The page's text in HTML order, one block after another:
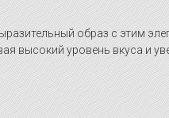
образ с этим
высокий уровень вкуса и